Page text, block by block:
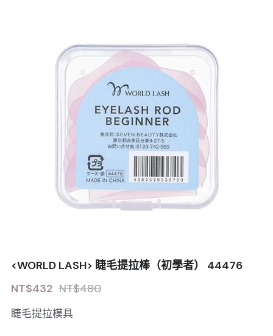
<WORLD LASH> 睫毛提拉棒（初學者） 44476
NT$432 NT$480
睫毛提拉模具